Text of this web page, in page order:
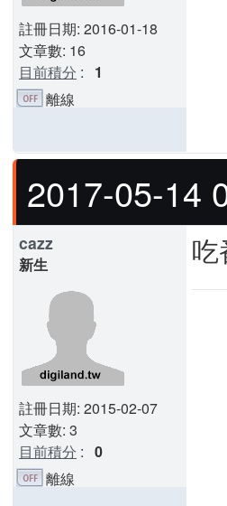
註冊日期: 2016-01-18
文章數: 16
目前積分 : 1
離線
2017-05-14
cazz
新生
註冊日期: 2015-02-07
文章數: 3
目前積分 : 0
離線